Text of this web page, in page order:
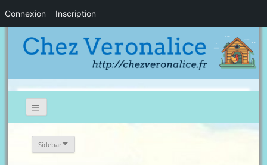
Sidebar
Connexion Inscription